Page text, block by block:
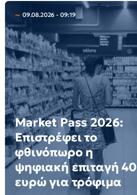
09.08.2026 - 09:19
Market Pass 2026:
Επιστρέφει το
φθινόπωρο η
ψηφιακή επιταγή 40
ευρώ για τρόφιμα